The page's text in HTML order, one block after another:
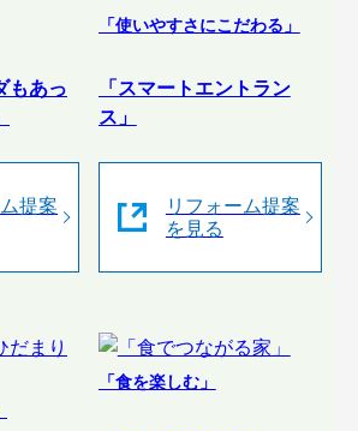
もあっ
提案
「使いやすさにこだわる」
「スマートエントラン
ス」
リフォーム提案
を見る
「食を楽しむ」